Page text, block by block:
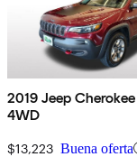
2019 Jeep
4WD
$13,223 Buena oferta